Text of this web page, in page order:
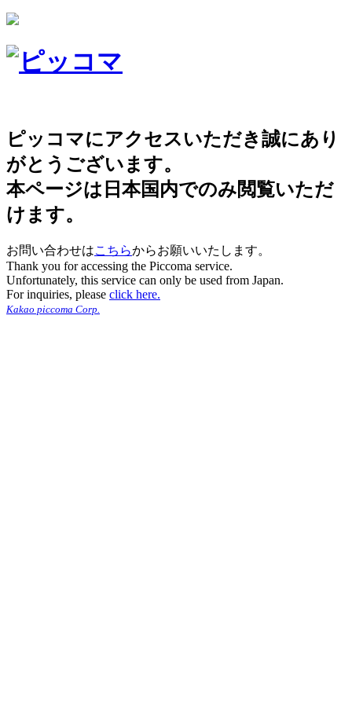
ピッコマにアクセスいただき誠にあり
がとうございます。
本ページは日本国内でのみ閲覧いただ
けます。
お問い合わせはこちらからお願いいたします。
Thank you for accessing the Piccoma service.
Unfortunately, this service can only be used from Japan.
For inquiries, please click here.
Kakao piccoma Corp.